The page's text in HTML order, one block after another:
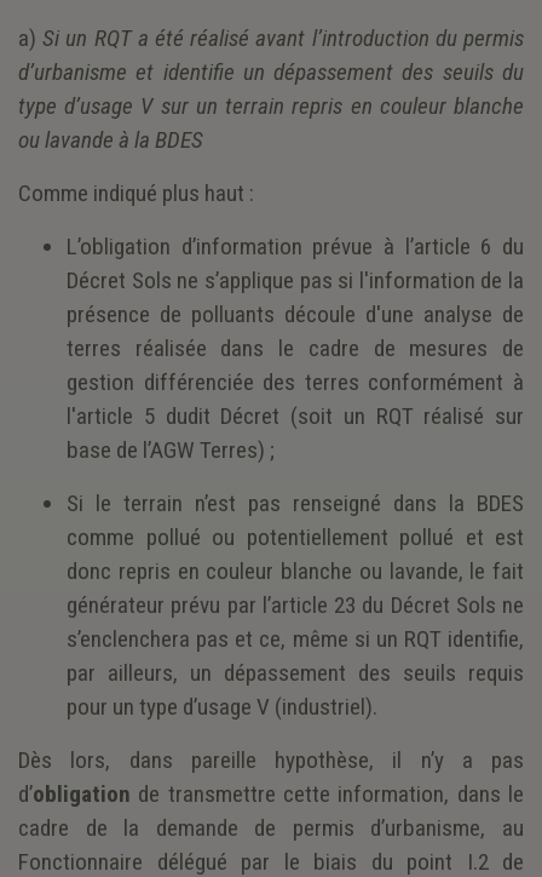
a)Si un RQT a été réalisé avant l’introduction du permis
d’urbanisme et identifie un dépassement des seuils du
type d’usage V sur un terrain repris en couleur blanche
ou lavande à la BDES
Comme indiqué plus haut :
L’obligation d’information prévue à l’article 6 du
Décret Sols ne s’applique pas si l'information de la
présence de polluants découle d'une analyse de
terres réalisée dans le cadre de mesures de
gestion différenciée des terres conformément à
l'article 5 dudit Décret (soit un RQT réalisé sur
base de l’AGW Terres) ;
Si le terrain n’est pas renseigné dans la BDES
comme pollué ou potentiellement pollué et est
donc repris en couleur blanche ou lavande, le fait
générateur prévu par l’article 23 du Décret Sols ne
s’enclenchera pas et ce, même si un RQT identifie,
par ailleurs, un dépassement des seuils requis
pour un type d’usage V (industriel).
Dès lors, dans pareille hypothèse, il n’y a pas
d’obligation de transmettre cette information, dans le
cadre de la demande de permis d’urbanisme, au
Fonctionnaire délégué par le biais du point I.2 de